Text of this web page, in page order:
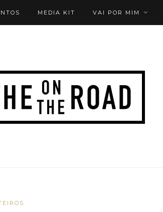
MEDIA KIT VAI POR MIM